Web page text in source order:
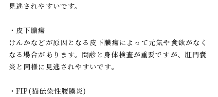
見逃されやすいです。
・皮下膿瘍
けんかなどが原因となる皮下膿瘍によって元気や食欲がなく
なる場合があります。問診と身体検査が重要ですが、肛門嚢
炎と同様に見逃されやすいです。
・FIP(猫伝染性腹膜炎)